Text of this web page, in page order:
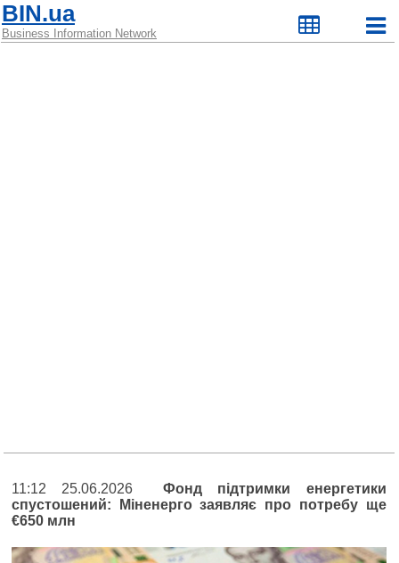
BIN.ua
Business Information Network
11:12 25.06.2026Фонд підтримки енергетики
спустошений: Міненерго заявляє про потребу ще
€650 млн